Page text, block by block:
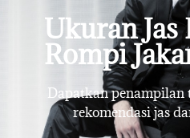
Ukuran Jas
Rompi
Dapatkan penampilan
rekomendasi jas